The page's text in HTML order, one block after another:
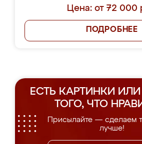
Цена: от 72 000
ПОДРОБНЕЕ
ЕСТЬ КАРТИНКИ
ТОГО, ЧТО
Присылайте — сделаем
лучше!